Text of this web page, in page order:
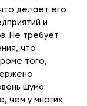
делает его
и
Не требует
что
того,
шума
чем у многих